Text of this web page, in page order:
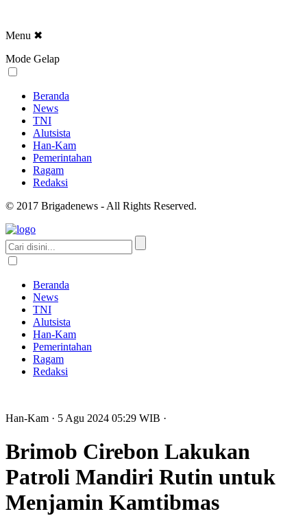
Menu ✖
Mode Gelap
Beranda
News
TNI
Alutsista
Han-Kam
Pemerintahan
Ragam
Redaksi
© 2017 Brigadenews - All Rights Reserved.
Beranda
News
TNI
Alutsista
Han-Kam
Pemerintahan
Ragam
Redaksi
Han-Kam · 5 Agu 2024 05:29 WIB ·
Brimob Cirebon Lakukan
Patroli Mandiri Rutin untuk
Menjamin Kamtibmas